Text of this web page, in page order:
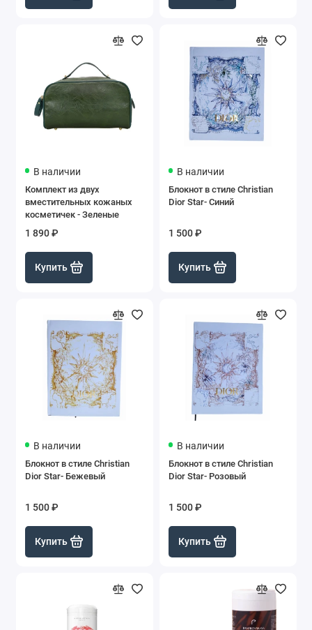
В наличии
Комплект из двух
вместительных кожаных
косметичек - Зеленые
1 890 ₽
Купить
В наличии
Блокнот в стиле Christian
Dior Star- Синий
1 500 ₽
Купить
В наличии
Блокнот в стиле Christian
Dior Star- Бежевый
1 500 ₽
Купить
В наличии
Блокнот в стиле Christian
Dior Star- Розовый
1 500 ₽
Купить